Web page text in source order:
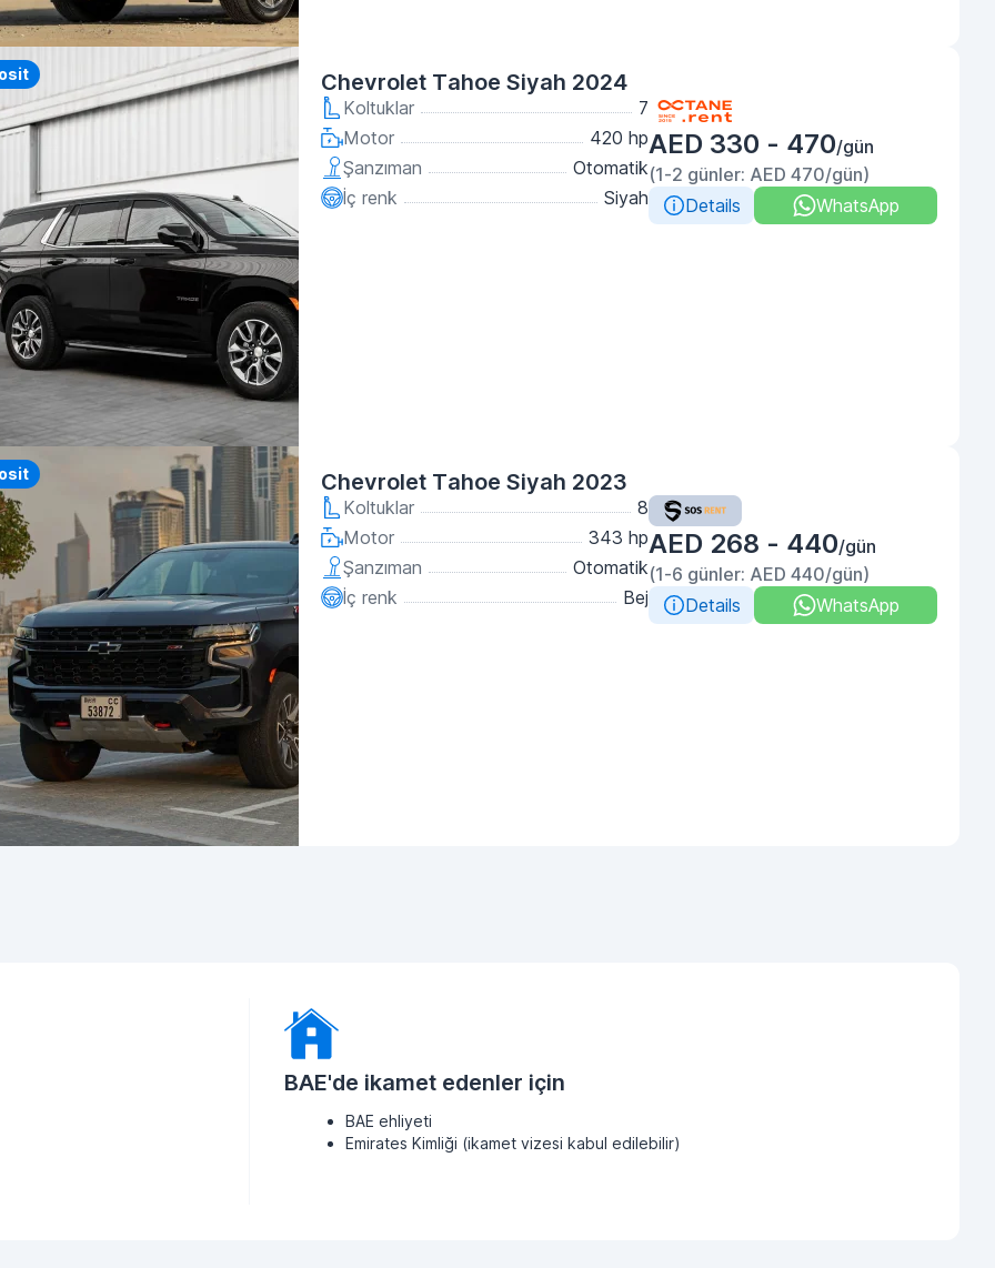
Chevrolet Tahoe Siyah 2024
Koltuklar
7
Motor
420 hp
Şanzıman
Otomatik
İç renk
Siyah
AED 330 - 470/gün
(1-2 günler: AED 470/gün)
Details
WhatsApp
Chevrolet Tahoe Siyah 2023
Koltuklar
8
Motor
343 hp
Şanzıman
Otomatik
İç renk
Bej
AED 268 - 440/gün
(1-6 günler: AED 440/gün)
Details
WhatsApp
BAE'de ikamet edenler için
BAE ehliyeti
Emirates Kimliği (ikamet vizesi kabul edilebilir)